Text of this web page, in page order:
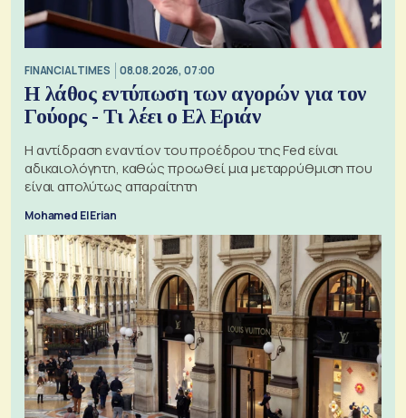
FINANCIAL TIMES 08.08.2026, 07:00
Η λάθος εντύπωση των αγορών για τον
Γούορς - Τι λέει ο Ελ Εριάν
Η αντίδραση εναντίον του προέδρου της Fed είναι
αδικαιολόγητη, καθώς προωθεί μια μεταρρύθμιση που
είναι απολύτως απαραίτητη
Mohamed El Erian